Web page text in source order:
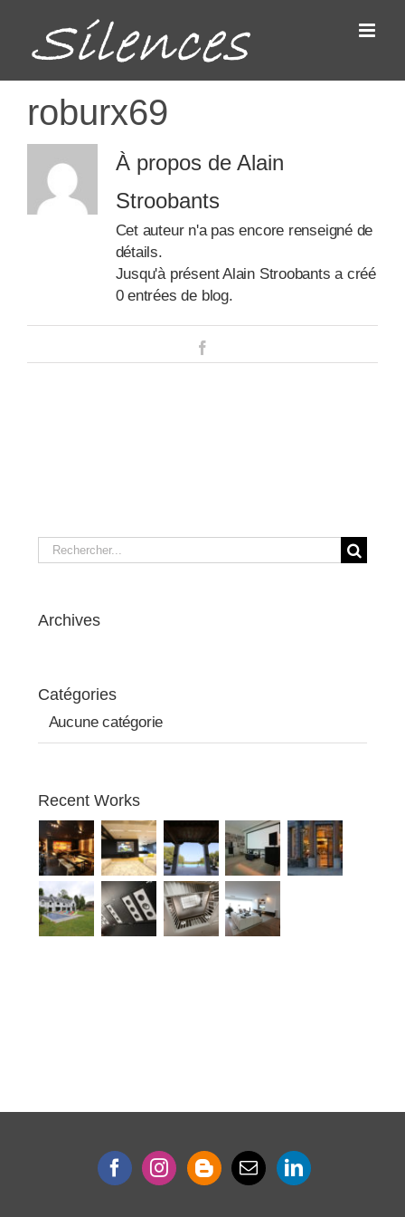
contenu
roburx69
À propos de Alain
Stroobants
Cet auteur n'a pas encore renseigné de
détails.
Jusqu'à présent Alain Stroobants a créé
0 entrées de blog.
Rechercher:
Archives
Catégories
Aucune catégorie
Recent Works